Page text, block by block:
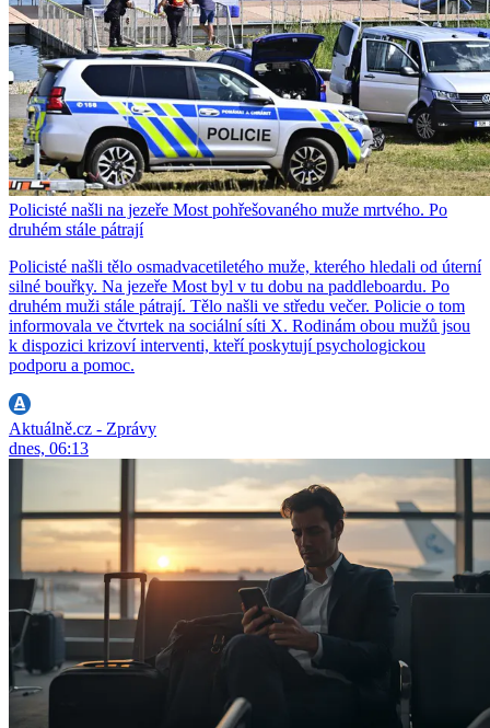
Policisté našli na jezeře Most pohřešovaného muže mrtvého. Po
druhém stále pátrají
Policisté našli tělo osmadvacetiletého muže, kterého hledali od úterní
silné bouřky. Na jezeře Most byl v tu dobu na paddleboardu. Po
druhém muži stále pátrají. Tělo našli ve středu večer. Policie o tom
informovala ve čtvrtek na sociální síti X. Rodinám obou mužů jsou
k dispozici krizoví interventi, kteří poskytují psychologickou
podporu a pomoc.
Aktuálně.cz - Zprávy
dnes, 06:13